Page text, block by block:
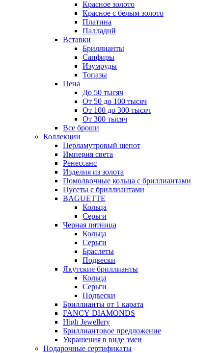
Красное золото
Красное с белым золото
Платина
Палладий
Вставки
Бриллианты
Сапфиры
Изумруды
Топазы
Цена
До 50 тысяч
От 50 до 100 тысяч
От 100 до 300 тысяч
От 300 тысяч
Все броши
Коллекции
Перламутровый шепот
Империя света
Ренессанс
Изделия из золота
Помолвочные кольца с бриллиантами
Пусеты с бриллиантами
BAGUETTE
Кольца
Серьги
Черная пятница
Кольца
Серьги
Браслеты
Подвески
Якутские бриллианты
Кольца
Серьги
Подвески
Бриллианты от 1 карата
FANCY DIAMONDS
High Jewellery
Бриллиантовое предложение
Украшения в виде змеи
Подарочные сертификаты